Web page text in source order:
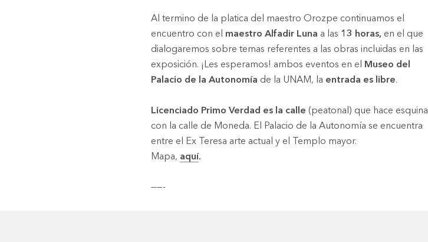
Al termino de la platica del maestro Orozpe continuamos el
encuentro con el maestro Alfadir Luna a las 13 horas,en el que
dialogaremos sobre temas referentes a las obras incluidas en las
exposición. ¡Les esperamos! ambos eventos en el Museo del
Palacio de la Autonomía de la UNAM, la entrada es libre.
Licenciado Primo Verdad es la calle (peatonal) que hace esquina
con la calle de Moneda. El Palacio de la Autonomía se encuentra
entre el Ex Teresa arte actual y el Templo mayor.
Mapa, aquí.
——-